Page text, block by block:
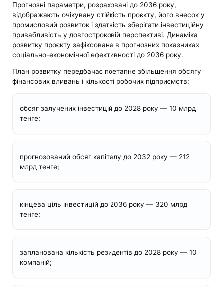
Прогнозні параметри, розраховані до 2036 року,
відображають очікувану стійкість проєкту, його внесок у
промисловий розвиток і здатність зберігати інвестиційну
привабливість у довгостроковій перспективі. Динаміка
розвитку проєкту зафіксована в прогнозних показниках
соціально-економічної ефективності до 2036 року.
План розвитку передбачає поетапне збільшення обсягу
фінансових вливань і кількості робочих підприємств:
обсяг залучених інвестицій до 2028 року — 10 млрд
тенге;
прогнозований обсяг капіталу до 2032 року — 212
млрд тенге;
кінцева ціль інвестицій до 2036 року — 320 млрд
тенге;
запланована кількість резидентів до 2028 року — 10
компаній;